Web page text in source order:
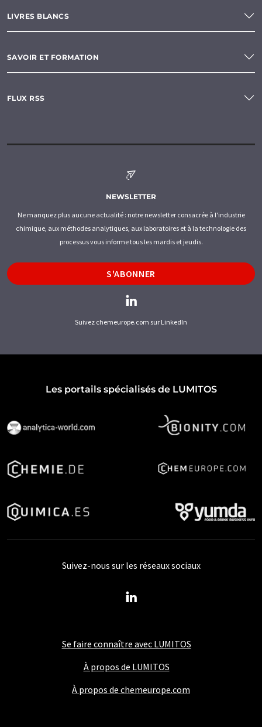
LIVRES BLANCS
SAVOIR ET FORMATION
FLUX RSS
NEWSLETTER
Ne manquez plus aucune actualité : notre newsletter consacrée à l'industrie
chimique, aux méthodes analytiques, aux laboratoires et à la technologie des
processus vous informe tous les mardis et jeudis.
S'ABONNER
Suivez chemeurope.com sur LinkedIn
Les portails spécialisés de LUMITOS
Se faire connaître avec LUMITOS
À propos de LUMITOS
À propos de chemeurope.com
Suivez-nous sur les réseaux sociaux